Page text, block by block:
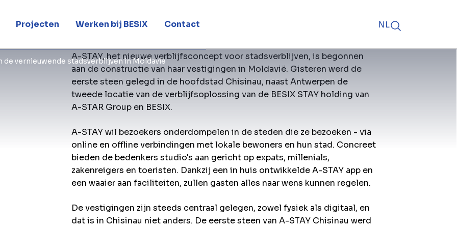
Projecten Werken bij BESIX Contact NL
de vernieuwende stadsverblijven in Moldavië
A-STAY, het nieuwe verblijfsconcept voor stadsverblijven, is begonnen
aan de constructie van haar vestigingen in Moldavië. Gisteren werd de
eerste steen gelegd in de hoofdstad Chisinau, naast Antwerpen de
tweede locatie van de verblijfsoplossing van de BESIX STAY holding van
A-STAR Group en BESIX.
A-STAY wil bezoekers onderdompelen in de steden die ze bezoeken - via
online en offline verbindingen met lokale bewoners en hun stad. Concreet
bieden de bedenkers studio's aan gericht op expats, millenials,
zakenreigers en toeristen. Dankzij een in huis ontwikkelde A-STAY app en
een waaier aan faciliteiten, zullen gasten alles naar wens kunnen regelen.
De vestigingen zijn steeds centraal gelegen, zowel fysiek als digitaal, en
dat is in Chisinau niet anders. De eerste steen van A-STAY Chisinau werd